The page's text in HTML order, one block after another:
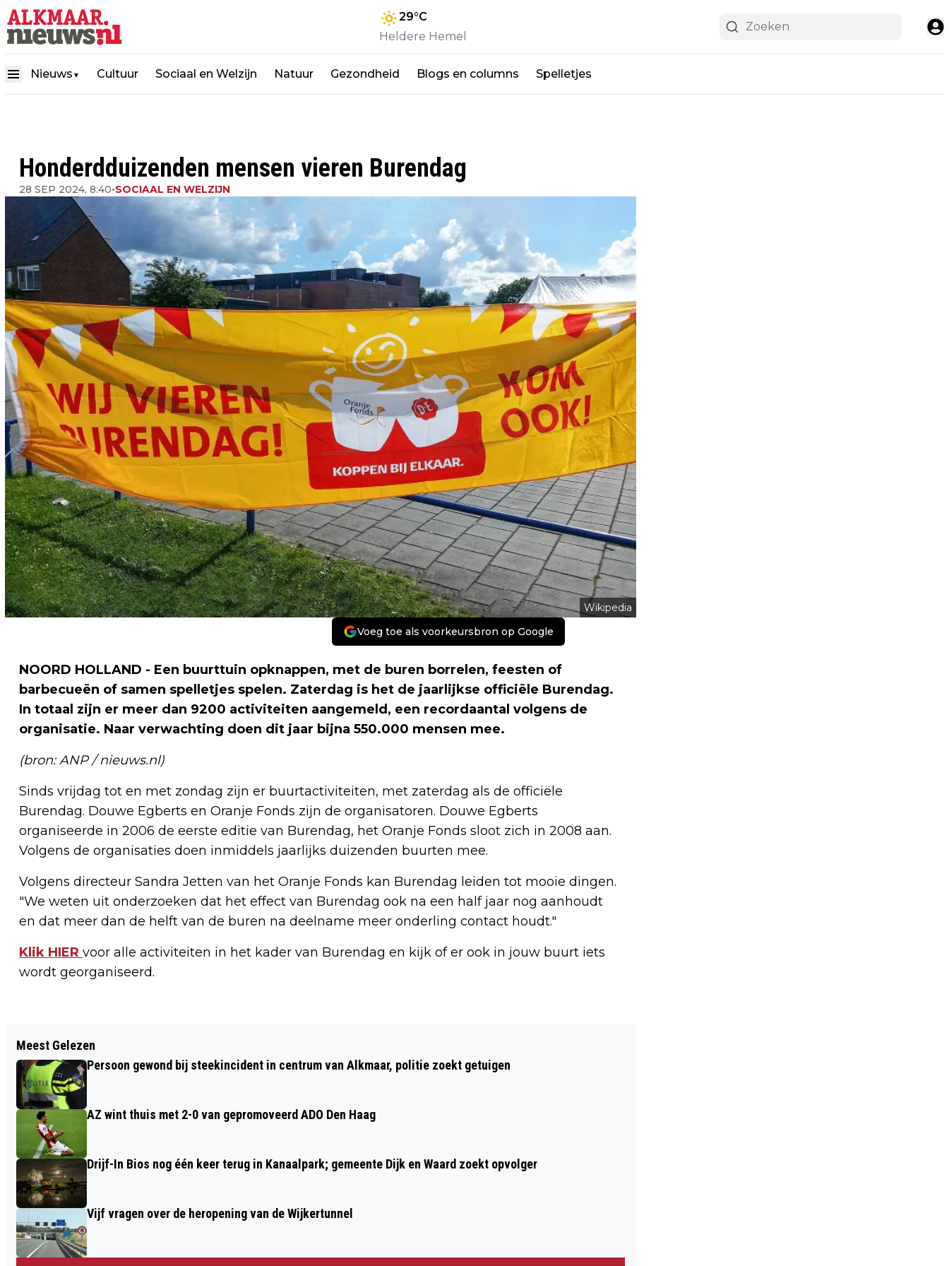
29°C
Heldere Hemel
Nieuws ▼ Cultuur Sociaal en Welzijn Natuur Gezondheid Blogs en columns Spelletjes
Honderdduizenden mensen vieren Burendag
28 SEP 2024, 8:40•SOCIAAL EN WELZIJN
Wikipedia
Voeg toe als voorkeursbron op Google
NOORD HOLLAND - Een buurttuin opknappen, met de buren borrelen, feesten of
barbecueën of samen spelletjes spelen. Zaterdag is het de jaarlijkse officiële Burendag.
In totaal zijn er meer dan 9200 activiteiten aangemeld, een recordaantal volgens de
organisatie. Naar verwachting doen dit jaar bijna 550.000 mensen mee.
(bron: ANP / nieuws.nl)
Sinds vrijdag tot en met zondag zijn er buurtactiviteiten, met zaterdag als de officiële
Burendag. Douwe Egberts en Oranje Fonds zijn de organisatoren. Douwe Egberts
organiseerde in 2006 de eerste editie van Burendag, het Oranje Fonds sloot zich in 2008 aan.
Volgens de organisaties doen inmiddels jaarlijks duizenden buurten mee.
Volgens directeur Sandra Jetten van het Oranje Fonds kan Burendag leiden tot mooie dingen.
"We weten uit onderzoeken dat het effect van Burendag ook na een half jaar nog aanhoudt
en dat meer dan de helft van de buren na deelname meer onderling contact houdt."
Klik HIER voor alle activiteiten in het kader van Burendag en kijk of er ook in jouw buurt iets
wordt georganiseerd.
JUMBO OPENT DE DEUREN IN HET
VOORMALIGE V&D-PAND AAN DE LAAT!
MEE SCHRIJVEN, ER OP KLUIVEN,
MOORDEN!’
Meest Gelezen
Persoon gewond bij steekincident in centrum van Alkmaar, politie zoekt getuigen
AZ wint thuis met 2-0 van gepromoveerd ADO Den Haag
Drijf-In Bios nog één keer terug in Kanaalpark; gemeente Dijk en Waard zoekt opvolger
Vijf vragen over de heropening van de Wijkertunnel